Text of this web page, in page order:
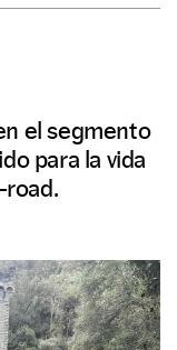
el segmento
para la vida
road.